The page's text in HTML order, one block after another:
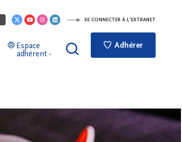
SE CONNECTER À L'EXTRANET
Espace
adhérent
Adhérer